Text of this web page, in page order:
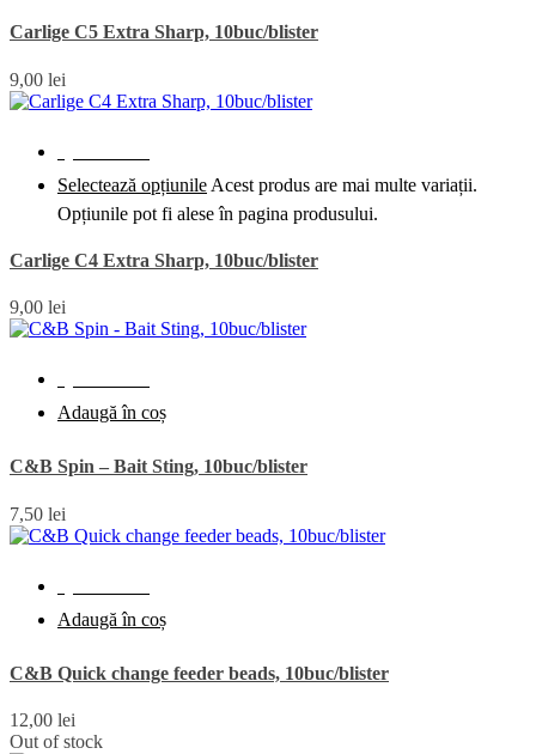
Carlige C5 Extra Sharp, 10buc/blister
9,00 lei
Selectează opțiunile Acest produs are mai multe variații.
Opțiunile pot fi alese în pagina produsului.
Carlige C4 Extra Sharp, 10buc/blister
9,00 lei
Adaugă în coș
C&B Spin – Bait Sting, 10buc/blister
7,50 lei
Adaugă în coș
C&B Quick change feeder beads, 10buc/blister
12,00 lei
Out of stock